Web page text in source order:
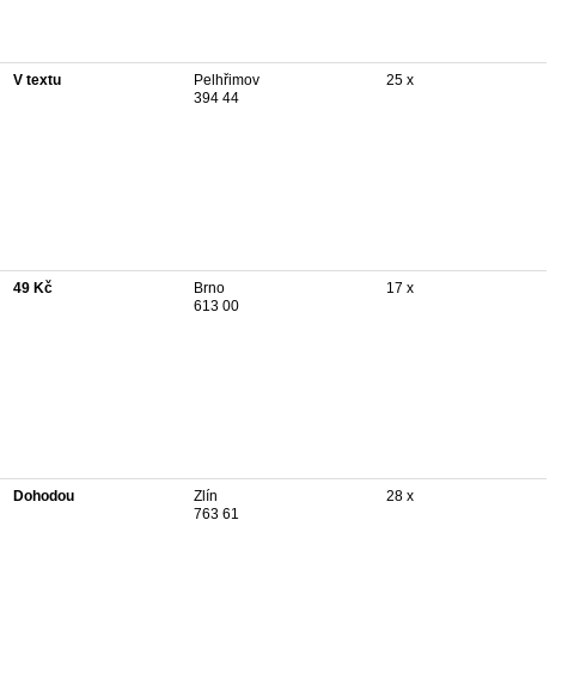
V textu
Pelhřimov
394 44
25 x
49 Kč
Brno
613 00
17 x
Dohodou
Zlín
763 61
28 x